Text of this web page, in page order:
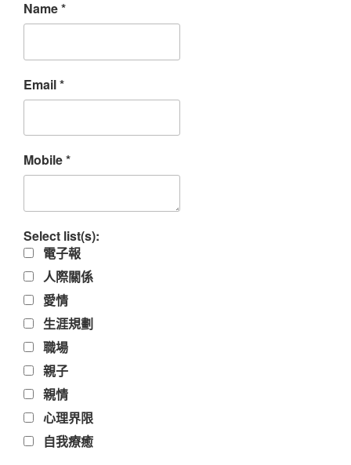
Name*
Email*
Mobile*
Select list(s):
電子報
人際關係
愛情
生涯規劃
職場
親子
親情
心理界限
自我療癒